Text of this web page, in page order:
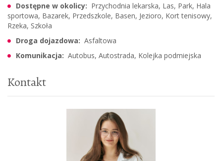
Dostępne w okolicy: Przychodnia lekarska, Las, Park, Hala
sportowa, Bazarek, Przedszkole, Basen, Jezioro, Kort tenisowy,
Rzeka, Szkoła
Droga dojazdowa: Asfaltowa
Komunikacja: Autobus, Autostrada, Kolejka podmiejska
Kontakt